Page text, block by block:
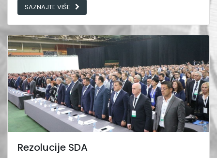
SAZNAJTE VIŠE
Rezolucije SDA